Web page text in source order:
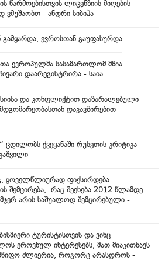
წარმოებისთვის ლიცენზიის მიღების
ვმუშაობთ - ანდრი სიბიჰა
ევროსთან გაუფასურდა
ევროპულმა სასამართლომ მზია
დაარეგისტრირა - საია
და კონფლიქტით დაზარალებული
დაკავშირებით
ქვეყანაში რუსეთის კრიტიკა
ყოველწლიურად ფიქსირდება
შემცირება, რაც შეეხება 2012 წლამდე
არის საშუალოდ შემცირებული -
ტურისტისთვის და ვინც
ეროვნულ ინტერესებს, მათ მიაკითხავს
ძლიერია, როგორც არასდროს -